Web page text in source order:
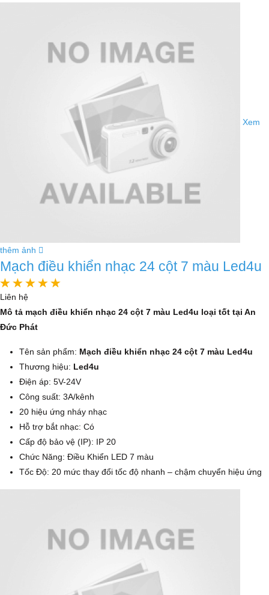
Xem
thêm ảnh
Mạch điều khiển nhạc 24 cột 7 màu Led4u
Liên hệ
Mô tả mạch điều khiển nhạc 24 cột 7 màu Led4u loại tốt tại An
Đức Phát
Tên sản phẩm: Mạch điều khiển nhạc 24 cột 7 màu Led4u
Thương hiệu: Led4u
Điện áp: 5V-24V
Công suất: 3A/kênh
20 hiệu ứng nháy nhạc
Hỗ trợ bắt nhạc: Có
Cấp độ bảo vệ (IP): IP 20
Chức Năng: Điều Khiển LED 7 màu
Tốc Độ: 20 mức thay đổi tốc độ nhanh – chậm chuyển hiệu ứng